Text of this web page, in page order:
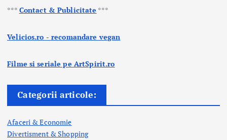
*** Contact & Publicitate ***
Velicios.ro - recomandare vegan
Filme si seriale pe ArtSpirit.ro
Categorii articole:
Afaceri & Economie
Divertisment & Shopping